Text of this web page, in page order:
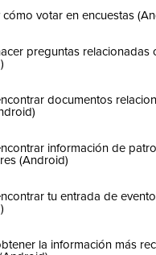
votar en encuestas
preguntas relacionadas
documentos
información de
(Android)
tu entrada de
la información más